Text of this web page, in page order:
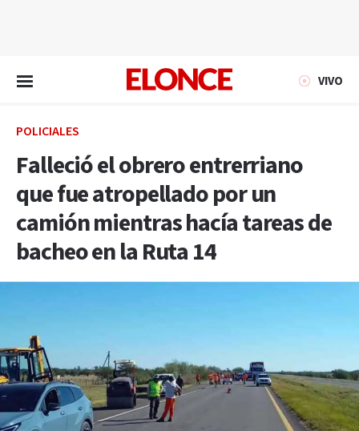
VIVO
POLICIALES
Falleció el obrero entrerriano
que fue atropellado por un
camión mientras hacía tareas de
bacheo en la Ruta 14